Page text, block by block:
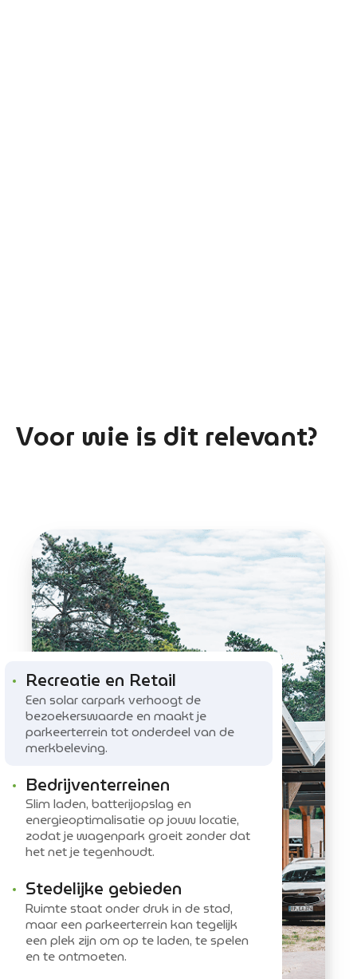
Voor wie is dit relevant?
Recreatie en Retail
Een solar carpark verhoogt de
bezoekerswaarde en maakt je
parkeerterrein tot onderdeel van de
merkbeleving.
Bedrijventerreinen
Slim laden, batterijopslag en
energieoptimalisatie op jouw locatie,
zodat je wagenpark groeit zonder dat
het net je tegenhoudt.
Stedelijke gebieden
Ruimte staat onder druk in de stad,
maar een parkeerterrein kan tegelijk
een plek zijn om op te laden, te spelen
en te ontmoeten.